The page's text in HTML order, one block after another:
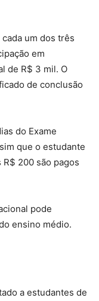
um dos três
em
de R$ 3 mil. O
de conclusão
do Exame
que o estudante
200 são pagos
pode
ensino médio.
a estudantes de